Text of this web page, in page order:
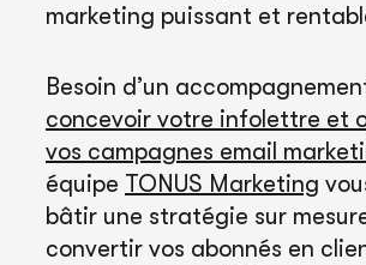
marketing puissant et
Besoin d’un
concevoir votre infolettre et
vos campagnes email
équipe TONUS Marketing
bâtir une stratégie sur
convertir vos abonnés en